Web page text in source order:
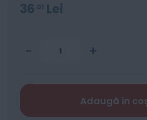
36 01 Lei
- +
Adaugă în